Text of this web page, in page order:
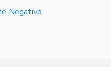
Negativo